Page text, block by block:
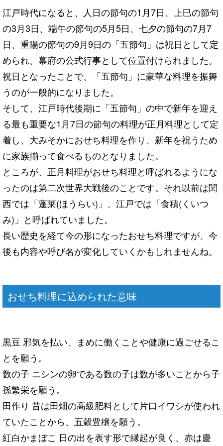
江戸時代になると、人日の節句の1月7日、上巳の節句
の3月3日、端午の節句の5月5日、七夕の節句の7月7
日、重陽の節句の9月9日の「五節句」は祝日として定
められ、幕府の公式行事として位置付けられました。
祝日となったことで、「五節句」に豪華な料理を振舞
うのが一般的になりました。
そして、江戸時代後期に「五節句」の中で新年を迎え
る最も重要な1月7日の節句の料理が正月料理として定
着し、大みそかにおせち料理を作り、新年を祝うため
に家族揃って食べるものとなりました。
ところが、正月料理がおせち料理と呼ばれるようにな
ったのは第二次世界大戦後のことです。それ以前は関
西では「蓬莱(ほうらい)」、江戸では「食積(くいつ
み)」と呼ばれていました。
長い歴史を経て今の形になったおせち料理ですが、今
後も内容や呼び名が変化していくかもしれませんね。
おせち料理に込められた意味
黒豆 邪気を払い、まめに働くことや健康に過ごせるこ
とを願う。
数の子 ニシンの卵である数の子は数が多いことから子
孫繁栄を願う。
田作り 昔は田畑の高級肥料として片口イワシが使われ
ていたことから、五穀豊穣を願う。
紅白かまぼこ 日の出を表す形で縁起が良く、赤は慶